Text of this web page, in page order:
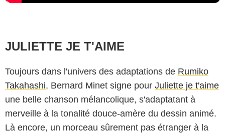
JULIETTE JE T'AIME
Toujours dans l'univers des adaptations de Rumiko
Takahashi, Bernard Minet signe pour Juliette je t'aime
une belle chanson mélancolique, s'adaptatant à
merveille à la tonalité douce-amère du dessin animé.
Là encore, un morceau sûrement pas étranger à la